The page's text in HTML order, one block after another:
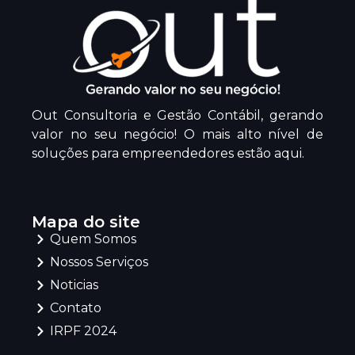
Out Consultoria e Gestão Contábil, gerando
valor no seu negócio! O mais alto nível de
soluções para empreendedores estão aqui.
Mapa do site
Quem Somos
Nossos Serviços
Noticias
Contato
IRPF 2024